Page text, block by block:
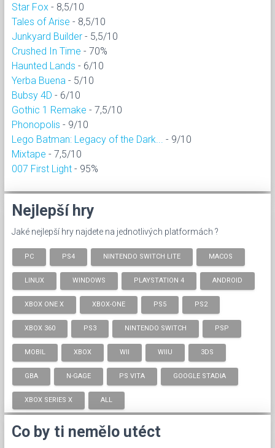
Star Fox - 8,5/10
Tales of Arise - 8,5/10
Junkyard Builder - 5,5/10
Crushed In Time - 70%
Haunted Lands - 6/10
Yerba Buena - 5/10
Bubsy 4D - 6/10
Gothic 1 Remake - 7,5/10
Phonopolis - 9/10
Lego Batman: Legacy of the Dark...
- 9/10
Mixtape - 7,5/10
007 First Light - 95%
Nejlepší hry
Jaké nejlepší hry najdete na jednotlivých platformách ?
PC PS4 NINTENDO SWITCH LITE MACOS
LINUX WINDOWS PLAYSTATION 4 ANDROID
XBOX ONE X XBOX-ONE PS5 PS2
XBOX 360 PS3 NINTENDO SWITCH PSP
MOBIL XBOX WII WIIU 3DS
GBA N-GAGE PS VITA GOOGLE STADIA
XBOX SERIES X ALL
Co by ti nemělo utéct